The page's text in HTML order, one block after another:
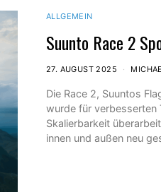
ALLGEMEIN
Suunto Race 2
27. AUGUST 2025
Die Race 2, Suuntos
wurde für verbesserten
Skalierbarkeit
innen und außen neu